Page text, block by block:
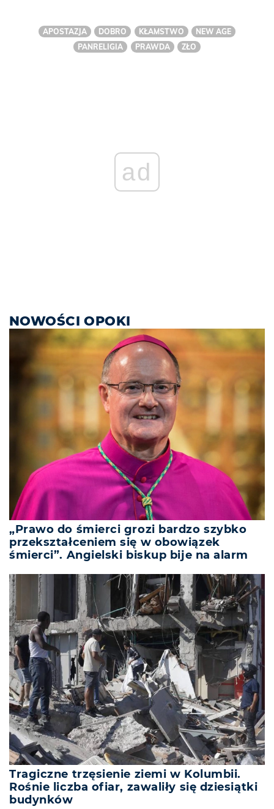
APOSTAZJA DOBRO KŁAMSTWO
NEW AGE
PANRELIGIA
PRAWDA ZŁO
ad
NOWOŚCI OPOKI
„Prawo do śmierci grozi bardzo szybko
przekształceniem się w obowiązek
śmierci”. Angielski biskup bije na alarm
Tragiczne trzęsienie ziemi w Kolumbii.
Rośnie liczba ofiar, zawaliły się dziesiątki
budynków